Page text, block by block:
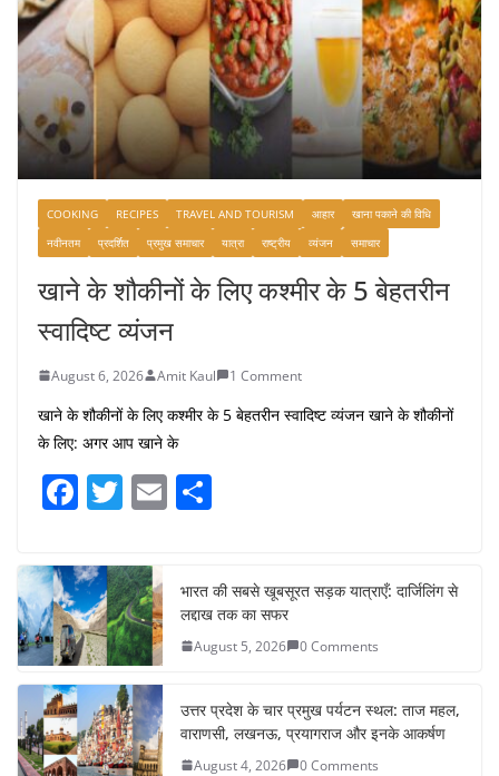
COOKING RECIPES TRAVEL AND TOURISM आहार
खाना पकाने की विधि
नवीनतम
प्रदर्शित प्रमुख समाचार यात्रा राष्ट्रीय व्यंजन समाचार
खाने के शौकीनों के लिए कश्मीर के 5 बेहतरीन
स्वादिष्ट व्यंजन
August 6, 2026 Amit Kaul 1 Comment
खाने के शौकीनों के लिए कश्मीर के 5 बेहतरीन स्वादिष्ट व्यंजन खाने के शौकीनों
के लिए: अगर आप खाने के
F
c
e
b
o
o
k
T
itt
er
E
e
भारत की सबसे खूबसूरत सड़क यात्राएँ: दार्जिलिंग से
लद्दाख तक का सफर
August 5, 2026 0 Comments
उत्तर प्रदेश के चार प्रमुख पर्यटन स्थल: ताज महल,
वाराणसी, लखनऊ, प्रयागराज और इनके आकर्षण
August 4, 2026 0 Comments